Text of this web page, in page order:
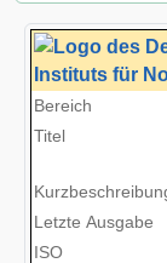
Bereich
Titel
Letzte Ausgabe
ISO